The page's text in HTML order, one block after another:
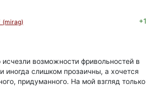
(mirag) +1
возможности фривольностей в
иногда слишком прозаичны, а хочется
придуманного. На мой взгляд только